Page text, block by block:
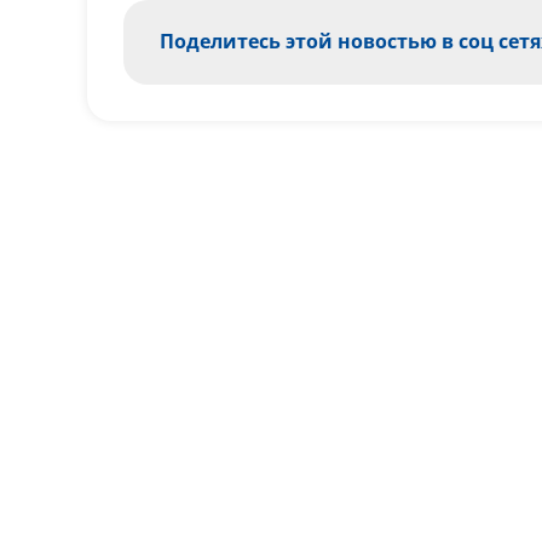
Поделитесь этой новостью в соц